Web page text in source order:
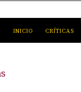
INICIO CRÍTICAS